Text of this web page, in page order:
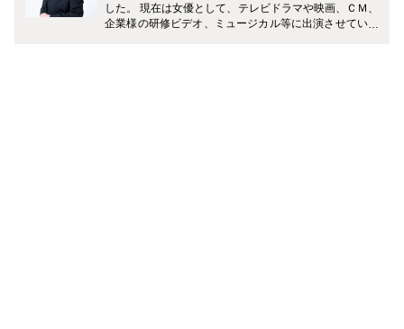
した。 現在は女優として、テレビドラマや映画、ＣＭ、
企業様の研修ビデオ、ミュージカル等に出演させていた